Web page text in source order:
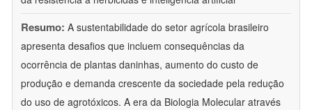
Resumo: A sustentabilidade do setor agrícola brasileiro
apresenta desafios que incluem consequências da
ocorrência de plantas daninhas, aumento do custo de
produção e demanda crescente da sociedade pela redução
do uso de agrotóxicos. A era da Biologia Molecular através